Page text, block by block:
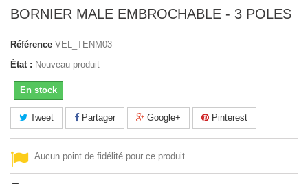
BORNIER MALE EMBROCHABLE - 3 POLES
Référence VEL_TENM03
État : Nouveau produit
En stock
Tweet Partager Google+ Pinterest
Aucun point de fidélité pour ce produit.